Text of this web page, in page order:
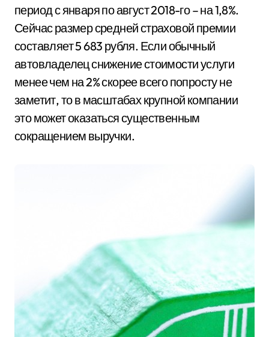
период с января по август 2018-го – на 1,8%.
Сейчас размер средней страховой премии
составляет 5 683 рубля. Если обычный
автовладелец снижение стоимости услуги
менее чем на 2% скорее всего попросту не
заметит, то в масштабах крупной компании
это может оказаться существенным
сокращением выручки.